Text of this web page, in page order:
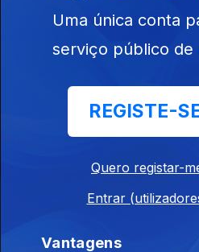
Andebol
Masculino: Final da
Taça de Portugal
Final da
Instale a
Uma única conta
serviço público de
REGISTE-
Quero registar-
Entrar
Vantagens